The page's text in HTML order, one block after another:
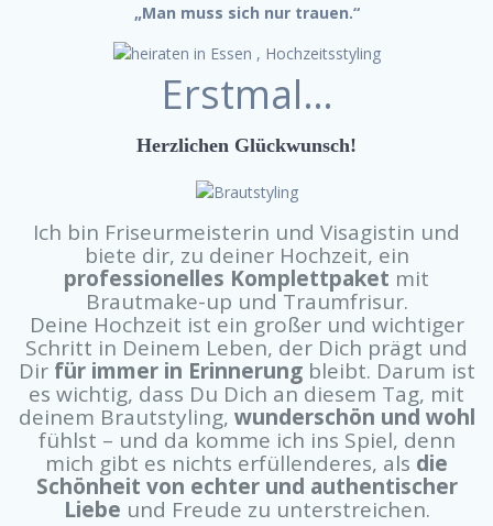
„Man muss sich nur trauen.“
Erstmal…
Herzlichen Glückwunsch!
Ich bin Friseurmeisterin und Visagistin und
biete dir, zu deiner Hochzeit, ein
professionelles Komplettpaket mit
Brautmake-up und Traumfrisur.
Deine Hochzeit ist ein großer und wichtiger
Schritt in Deinem Leben, der Dich prägt und
Dir für immer in Erinnerungbleibt. Darum ist
es wichtig, dass Du Dich an diesem Tag, mit
deinem Brautstyling, wunderschön und wohl
fühlst – und da komme ich ins Spiel, denn
mich gibt es nichts erfüllenderes, als die
Schönheit von echter und authentischer
Liebe und Freude zu unterstreichen.